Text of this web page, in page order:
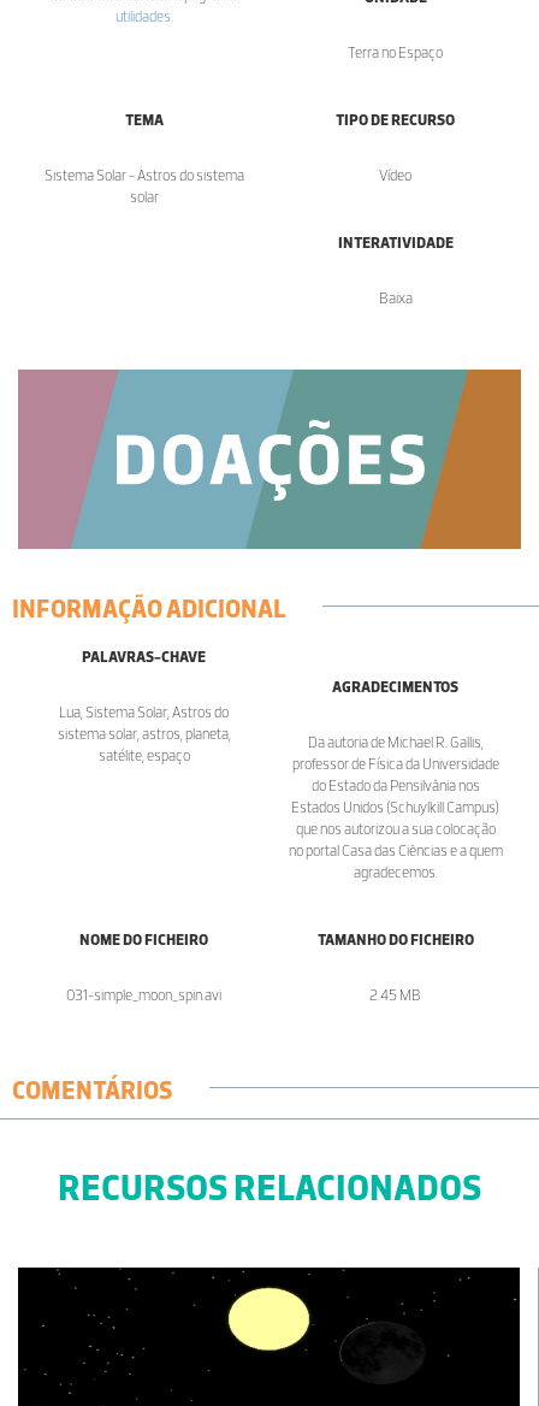
utilidades
Terra no Espaço
TEMA
Sistema Solar - Astros do sistema
solar
TIPO DE RECURSO
Vídeo
INTERATIVIDADE
Baixa
INFORMAÇÃO ADICIONAL
PALAVRAS-CHAVE
Lua, Sistema Solar, Astros do
sistema solar, astros, planeta,
satélite, espaço
AGRADECIMENTOS
Da autoria de Michael R. Gallis,
professor de Física da Universidade
do Estado da Pensilvânia nos
Estados Unidos (Schuylkill Campus)
que nos autorizou a sua colocação
no portal Casa das Ciências e a quem
agradecemos.
NOME DO FICHEIRO
031-simple_moon_spin.avi
TAMANHO DO FICHEIRO
2.45 MB
COMENTÁRIOS
RECURSOS RELACIONADOS